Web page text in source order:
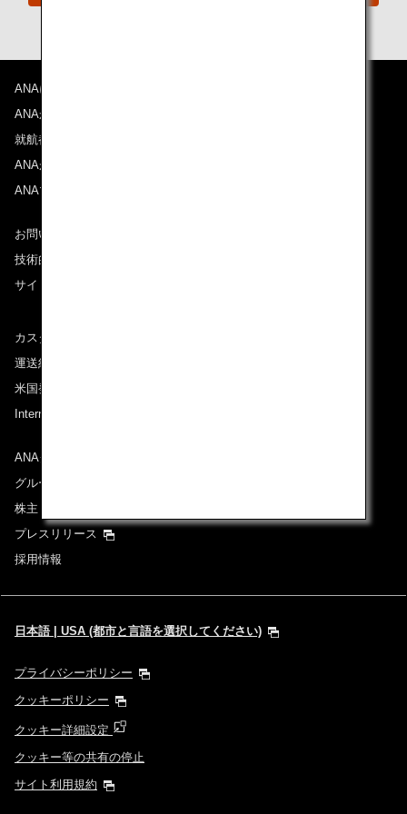
ANAについて
ANAからのお知らせ
就航都市
ANAがお約束する体験
ANAマイレージクラブ
お問い合わせ
技術的なお問い合わせ（推奨環境）
サイトマップ
カスタマーサービスプラン / コンテンジェンシープラン
運送約款
米国発着便に適用となる料金に関するご案内
International Tariff (applicable for travel to and from US)
ANAグループについて
グループ企業一覧
株主・投資家情報
プレスリリース
採用情報
日本語 | USA (都市と言語を選択してください)
プライバシーポリシー
クッキーポリシー
クッキー詳細設定
クッキー等の共有の停止
サイト利用規約